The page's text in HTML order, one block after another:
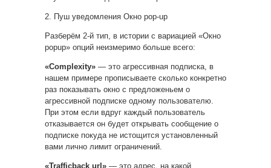
2. Пуш уведомления Окно pop-up
Разберём 2-й тип, в истории с вариацией «Окно
popup» опций неизмеримо больше всего:
«Complexity» — это агрессивная подписка, в
нашем примере прописываете сколько конкретно
раз показывать окно с предложеньем о
агрессивной подписке одному пользователю.
При этом если вдруг каждый пользователь
отказывается он будет открывать сообщение о
подписке покуда не истощится установленный
вами лично лимит ограничений.
«Trafficback url» — это адрес, на какой